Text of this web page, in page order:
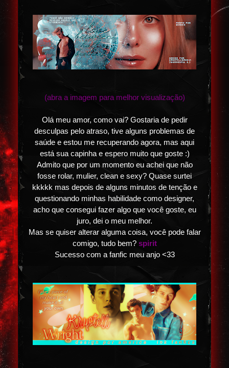
(abra a imagem para melhor visualização)
Olá meu amor, como vai? Gostaria de pedir
desculpas pelo atraso, tive alguns problemas de
saúde e estou me recuperando agora, mas aqui
está sua capinha e espero muito que goste :)
Admito que por um momento eu achei que não
fosse rolar, mulier, clean e sexy? Quase surtei
kkkkk mas depois de alguns minutos de tenção e
questionando minhas habilidade como designer,
acho que consegui fazer algo que você goste, eu
juro, dei o meu melhor.
Mas se quiser alterar alguma coisa, você pode falar
comigo, tudo bem? spirit
Sucesso com a fanfic meu anjo <33